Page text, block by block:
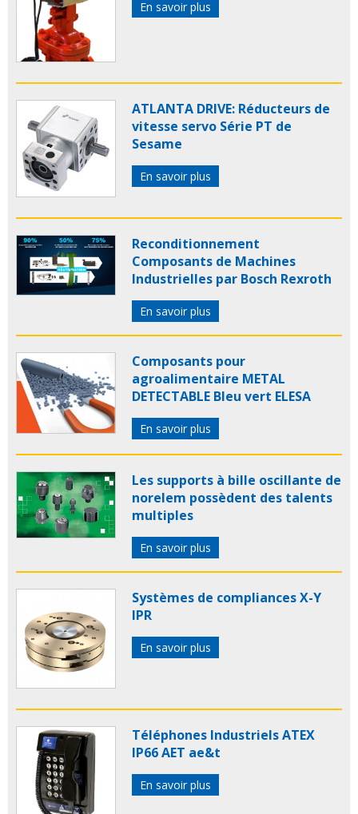
En savoir plus
ATLANTA DRIVE: Réducteurs de
vitesse servo Série PT de
Sesame
En savoir plus
Reconditionnement
Composants de Machines
Industrielles par Bosch Rexroth
En savoir plus
Composants pour
agroalimentaire METAL
DETECTABLE Bleu vert ELESA
En savoir plus
Les supports à bille oscillante de
norelem possèdent des talents
multiples
En savoir plus
Systèmes de compliances X-Y
IPR
En savoir plus
Téléphones Industriels ATEX
IP66 AET ae&t
En savoir plus